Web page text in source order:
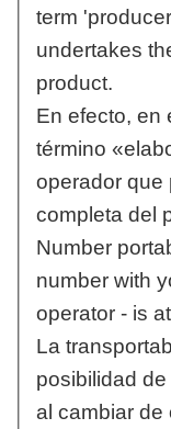
term
undertakes
product.
En efecto, en
término
operador que
completa del
Number
number with
operator - is
La
posibilidad
al cambiar de